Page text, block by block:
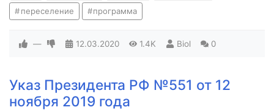
переселение программа
— 12.03.2020 1.4K Biol 0
Указ Президента РФ №551 от 12
ноября 2019 года